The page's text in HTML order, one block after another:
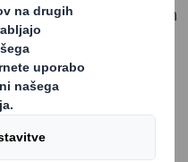
usposabljanje različnih
našimi zaposlenimi.
700 oblikovalcev,
skupine, ki smo jih
in krožnem
z novim znanjem